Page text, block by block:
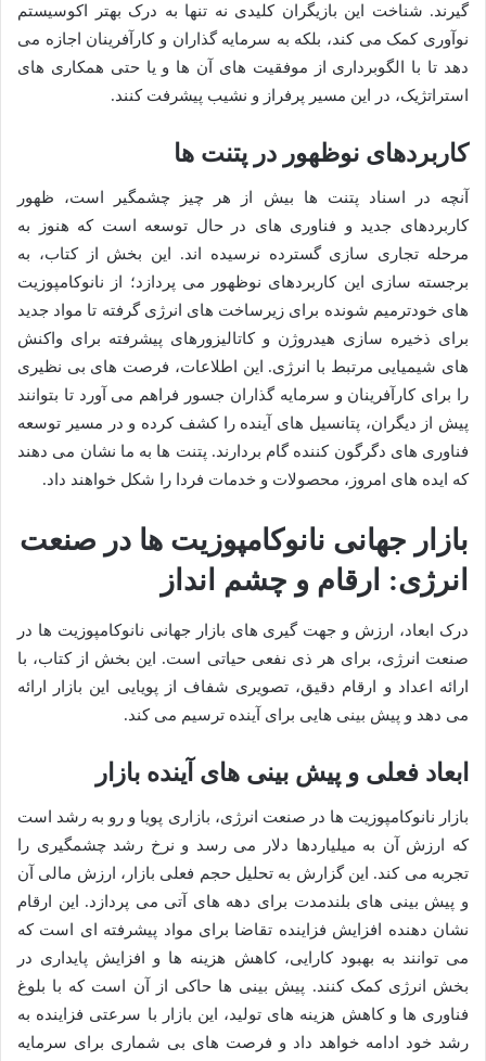
گیرند. شناخت این بازیگران کلیدی نه تنها به درک بهتر اکوسیستم
نوآوری کمک می کند، بلکه به سرمایه گذاران و کارآفرینان اجازه می
دهد تا با الگوبرداری از موفقیت های آن ها و یا حتی همکاری های
استراتژیک، در این مسیر پرفراز و نشیب پیشرفت کنند.
کاربردهای نوظهور در پتنت ها
آنچه در اسناد پتنت ها بیش از هر چیز چشمگیر است، ظهور
کاربردهای جدید و فناوری های در حال توسعه است که هنوز به
مرحله تجاری سازی گسترده نرسیده اند. این بخش از کتاب، به
برجسته سازی این کاربردهای نوظهور می پردازد؛ از نانوکامپوزیت
های خودترمیم شونده برای زیرساخت های انرژی گرفته تا مواد جدید
برای ذخیره سازی هیدروژن و کاتالیزورهای پیشرفته برای واکنش
های شیمیایی مرتبط با انرژی. این اطلاعات، فرصت های بی نظیری
را برای کارآفرینان و سرمایه گذاران جسور فراهم می آورد تا بتوانند
پیش از دیگران، پتانسیل های آینده را کشف کرده و در مسیر توسعه
فناوری های دگرگون کننده گام بردارند. پتنت ها به ما نشان می دهند
که ایده های امروز، محصولات و خدمات فردا را شکل خواهند داد.
بازار جهانی نانوکامپوزیت ها در صنعت
انرژی: ارقام و چشم انداز
درک ابعاد، ارزش و جهت گیری های بازار جهانی نانوکامپوزیت ها در
صنعت انرژی، برای هر ذی نفعی حیاتی است. این بخش از کتاب، با
ارائه اعداد و ارقام دقیق، تصویری شفاف از پویایی این بازار ارائه
می دهد و پیش بینی هایی برای آینده ترسیم می کند.
ابعاد فعلی و پیش بینی های آینده بازار
بازار نانوکامپوزیت ها در صنعت انرژی، بازاری پویا و رو به رشد است
که ارزش آن به میلیاردها دلار می رسد و نرخ رشد چشمگیری را
تجربه می کند. این گزارش به تحلیل حجم فعلی بازار، ارزش مالی آن
و پیش بینی های بلندمدت برای دهه های آتی می پردازد. این ارقام
نشان دهنده افزایش فزاینده تقاضا برای مواد پیشرفته ای است که
می توانند به بهبود کارایی، کاهش هزینه ها و افزایش پایداری در
بخش انرژی کمک کنند. پیش بینی ها حاکی از آن است که با بلوغ
فناوری ها و کاهش هزینه های تولید، این بازار با سرعتی فزاینده به
رشد خود ادامه خواهد داد و فرصت های بی شماری برای سرمایه